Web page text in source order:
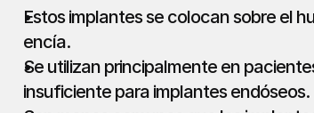
Estos implantes se colocan sobre el
encía.
Se utilizan principalmente en
insuficiente para implantes endóseos.